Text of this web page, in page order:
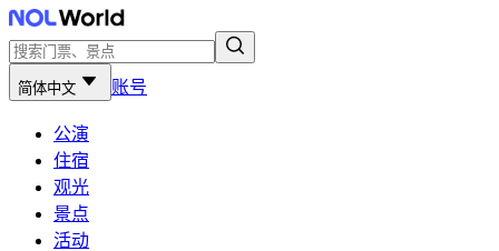
简体中文 账号
公演
住宿
观光
景点
活动